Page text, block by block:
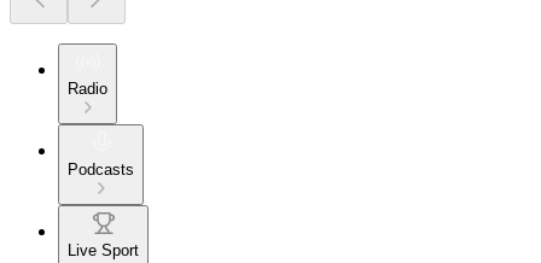
Radio
Podcasts
Live Sport